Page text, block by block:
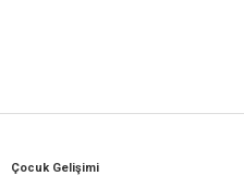
Çocuk Gelişimi